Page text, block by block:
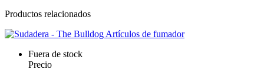
Productos relacionados
Fuera de stock
Precio